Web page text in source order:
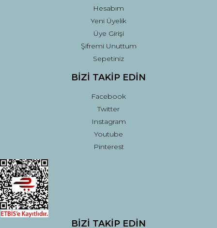
Hesabım
Yeni Üyelik
Üye Girişi
Şifremi Unuttum
Sepetiniz
BİZİ TAKİP EDİN
Facebook
Twitter
Instagram
Youtube
Pinterest
BİZİ TAKİP EDİN